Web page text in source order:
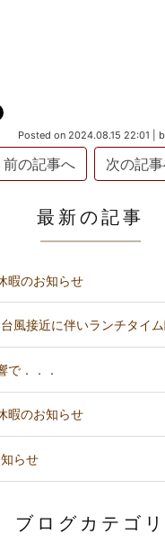
Posted on 2024.08.15 22:01
前の記事へ 次の記
最新の記事
暇のお知らせ
風接近に伴いランチタイ
で．．．
暇のお知らせ
らせ
ブログカテゴリ